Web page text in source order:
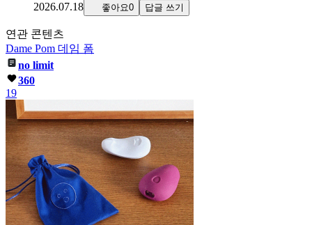
2026.07.18 좋아요0 답글 쓰기
연관 콘텐츠
Dame Pom 데임 폼
no limit
360
19